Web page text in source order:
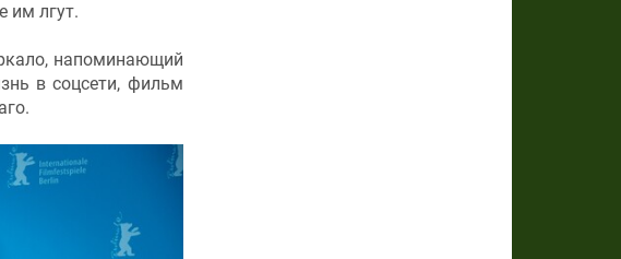
им лгут.
напоминающий
в соцсети, фильм